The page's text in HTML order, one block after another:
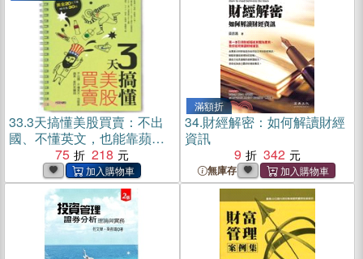
33.3天搞懂美股買賣：不出
國、不懂英文，也能靠蘋
果、星巴克賺錢(電子書)
75 218
滿額折
34.財經解密：如何解讀財經
資訊
9
342
無庫存